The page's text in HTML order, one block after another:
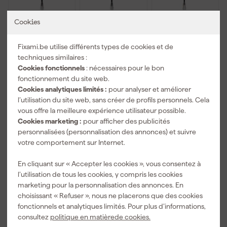
Cookies
Fixami.be utilise différents types de cookies et de
techniques similaires :
Cookies fonctionnels : nécessaires pour le bon
fonctionnement du site web.
Cookies analytiques limités : pour analyser et améliorer
l’utilisation du site web, sans créer de profils personnels. Cela
vous offre la meilleure expérience utilisateur possible.
Cookies marketing : pour afficher des publicités
personnalisées (personnalisation des annonces) et suivre
votre comportement sur Internet.
En cliquant sur « Accepter les cookies », vous consentez à
l’utilisation de tous les cookies, y compris les cookies
marketing pour la personnalisation des annonces. En
choisissant « Refuser », nous ne placerons que des cookies
fonctionnels et analytiques limités. Pour plus d’informations,
consultez politique en matièrede cookies.
Répartiteur 2
sorties (2Y)
pour LED
Rope Plus
Livré lundi
11,37
TTC
Répartiteur 3
pour LED
Rope Plus
Livré lundi
Prix de référence
10,18
TTC
Interrupteur
Rope Plus
Livré lundi
21,18
TTC